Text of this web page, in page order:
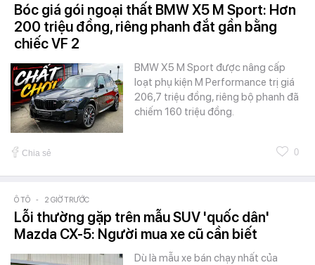
Bóc giá gói ngoại thất BMW X5 M Sport: Hơn
200 triệu đồng, riêng phanh đắt gần bằng
chiếc VF 2
BMW X5 M Sport được nâng cấp
loạt phụ kiện M Performance trị giá
206,7 triệu đồng, riêng bộ phanh đã
chiếm 160 triệu đồng.
Chia sẻ 0
Ô TÔ - 2 GIỜ TRƯỚC
Lỗi thường gặp trên mẫu SUV 'quốc dân'
Mazda CX-5: Người mua xe cũ cần biết
Dù là mẫu xe bán chạy nhất của